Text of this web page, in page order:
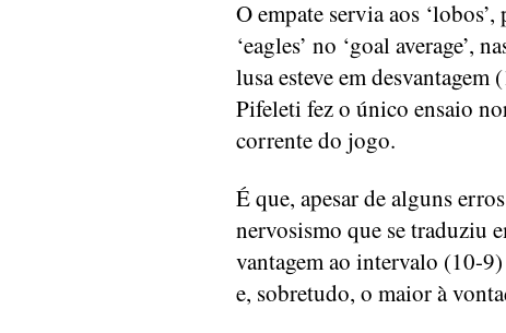
O empate servia aos
‘eagles’ no ‘goal average’,
lusa esteve em
Pifeleti fez o único ensaio
corrente do jogo.
É que, apesar de alguns
nervosismo que se traduziu
vantagem ao intervalo (10-
e, sobretudo, o maior à